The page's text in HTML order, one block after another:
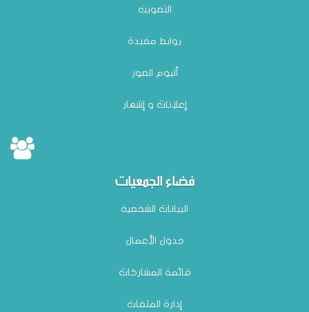
التصويت
روابط مفيدة
ألبوم الصور
إعلانات و إشهار
فضاء الجمعيات
البيانات الشخصية
جدول الأعمال
قائمة المشاركات
إدارة الملفات